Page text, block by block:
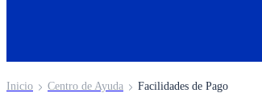
Inicio Centro de Ayuda Facilidades de Pago